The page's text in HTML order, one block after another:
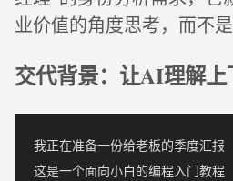
业价值的角度思考，而不是
交代背景：让AI理解上
我正在准备一份给老板的季度汇报
这是一个面向小白的编程入门教程